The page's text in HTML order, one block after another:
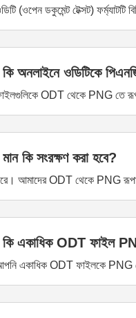
(ওপেন ডকুমেন্ট টেক্সট) ফর্ম্যাটটি
অনলাইনে ওডিটিকে
ODT থেকে PNG তে
মান কি সংরক্ষণ করা হবে?
আমাদের ODT থেকে PNG
একাধিক ODT ফাইল
একাধিক ODT ফাইলকে PNG